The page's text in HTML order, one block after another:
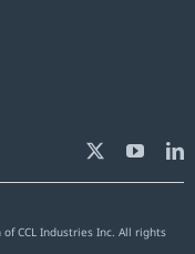
CCL Industries Inc. All rights